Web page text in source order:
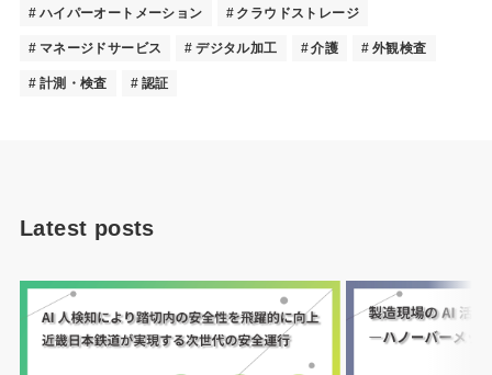
ハイパーオートメーション クラウドストレージ
マネージドサービス デジタル加工 介護 外観検査
計測・検査 認証
Latest posts